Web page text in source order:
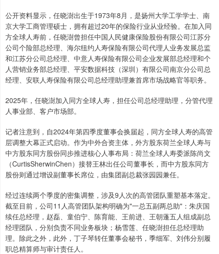
公开资料显示，任晓澍出生于1973年8月，是扬州大学工学学士、南
京大学工商管理硕士，拥有超过20年的保险行业从业经验。在加入同
方全球人寿前，任晓澍曾担任中国人民健康保险股份有限公司江苏分
公司个险部总经理、海尔纽约人寿保险有限公司代理人业务发展总监
和江苏分公司总经理、中意人寿保险有限公司企业发展部总经理和个
人营销业务部总经理、平安数据科技（深圳）有限公司南京分公司总
经理、安联人寿保险有限公司总经理助理兼首席市场战略官等职务。
2025年，任晓澍加入同方全球人寿，担任公司总经理助理，分管代理
人事业部、客户市场部。
记者注意到，自2024年第四季度董事会换届起，同方全球人寿的高管
层调整大幕正式启动。作为中外合资主体，外方股东荷兰全球人寿与
中方股东同方股份同步推进核心人事布局：荷兰全球人寿委派陈尚文
（CurtisSherwinChen）接替王林出任公司董事长，而中方股东同方
股份则通过增设副董事长席位，由集团副总裁张园园兼任。
经过连续两个季度的密集调整，涉及9人次的高管团队重塑基本落定。
截至目前，公司11人高管团队架构明确为"一总五副两总助"：朱庆国
续任总经理，赵磊、童伯宁、陈育能、王前进、王朝蓬五人组成副总
经理团队，分别负责不同业务板块；杨雪莲、任晓澍担任总经理助
理。除此之外，此外，丁子琴转任董事会秘书，季细军、刘伟分别履
职总精算师与审计责任人。